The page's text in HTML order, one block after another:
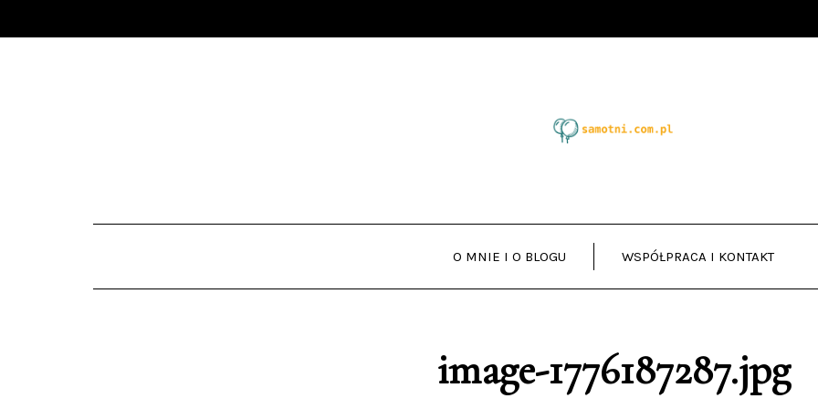
O MNIE I O BLOGU WSPÓŁPRACA I KONTAKT
image-1776187287.jpg